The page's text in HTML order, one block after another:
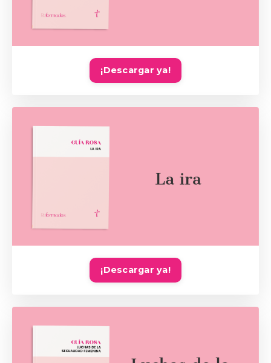
¡Descargar ya!
¡Descargar ya!